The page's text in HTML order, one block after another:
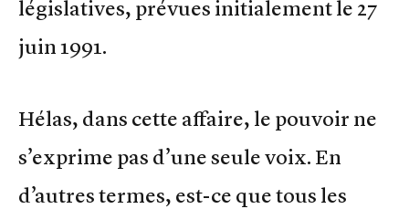
législatives, prévues initialement le 27
juin 1991.
Hélas, dans cette affaire, le pouvoir ne
s’exprime pas d’une seule voix. En
d’autres termes, est-ce que tous les